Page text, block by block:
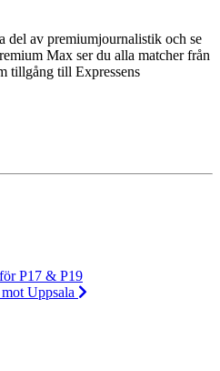
del av premiumjournalistik och se
Max ser du alla matcher från
tillgång till Expressens
P17 & P19
Uppsala